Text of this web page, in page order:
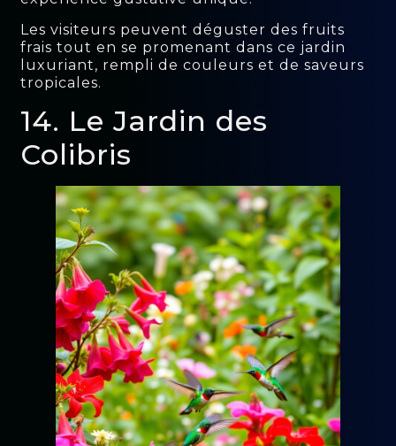
Les visiteurs peuvent déguster des fruits
frais tout en se promenant dans ce jardin
luxuriant, rempli de couleurs et de saveurs
tropicales.
14. Le Jardin des
Colibris